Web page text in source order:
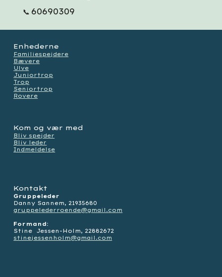
📞 60690309
Enhederne
Familiespejdere
Bævere
Ulve
Juniortrop
Trop
Seniortrop
Rovere
Kom og vær med
Bliv spejder
Bliv leder
Indmeldelse
Kontakt
Gruppeleder
Danny Sannem, 21935680
gruppelederroende@gmail.com
Formand:
Stine Jessen-Holm, 22882672
stinejessenholm@gmail.com